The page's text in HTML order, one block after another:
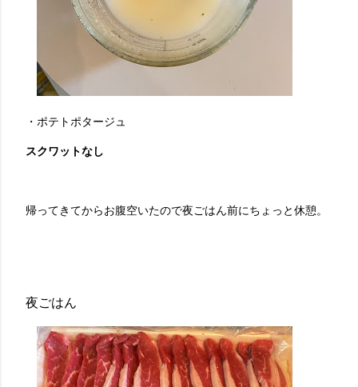
・ポテトポタージュ
スクワットなし
帰ってきてからお腹空いたので夜ごはん前にちょっと休憩。
夜ごはん